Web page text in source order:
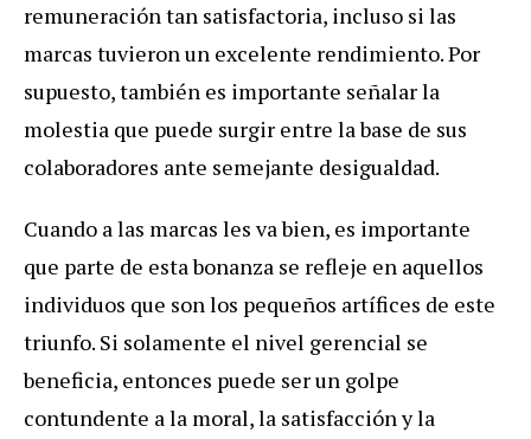
remuneración tan satisfactoria, incluso si las
marcas tuvieron un excelente rendimiento. Por
supuesto, también es importante señalar la
molestia que puede surgir entre la base de sus
colaboradores ante semejante desigualdad.
Cuando a las marcas les va bien, es importante
que parte de esta bonanza se refleje en aquellos
individuos que son los pequeños artífices de este
triunfo. Si solamente el nivel gerencial se
beneficia, entonces puede ser un golpe
contundente a la moral, la satisfacción y la